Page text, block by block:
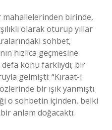
mahallelerinden birinde,
olarak oturup yıllar
sohbet,
hızlıca geçmesine
konu farklıydı; bir
gelmişti: “Kıraat-ı
bir ışık yanmıştı.
o sohbetin içinden, belki
anlam doğacaktı.